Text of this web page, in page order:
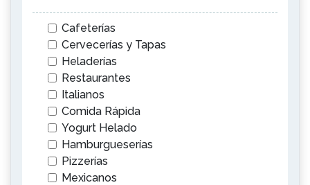
Cafeterías
Cervecerías y Tapas
Heladerías
Restaurantes
Italianos
Comida Rápida
Yogurt Helado
Hamburgueserías
Pizzerías
Mexicanos